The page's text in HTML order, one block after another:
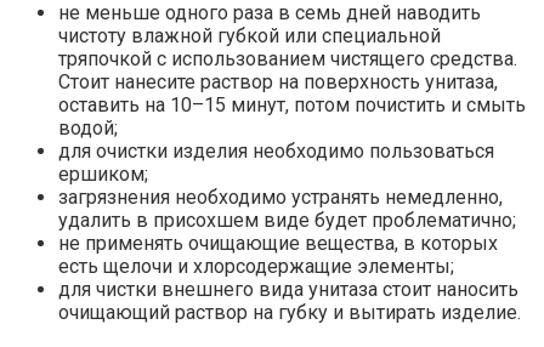
не меньше одного раза в семь дней наводить
чистоту влажной губкой или специальной
тряпочкой с использованием чистящего средства.
Стоит нанесите раствор на поверхность унитаза,
оставить на 10–15 минут, потом почистить и смыть
водой;
для очистки изделия необходимо пользоваться
ершиком;
загрязнения необходимо устранять немедленно,
удалить в присохшем виде будет проблематично;
не применять очищающие вещества, в которых
есть щелочи и хлорсодержащие элементы;
для чистки внешнего вида унитаза стоит наносить
очищающий раствор на губку и вытирать изделие.